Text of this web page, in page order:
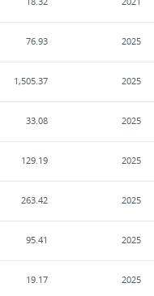
2025
76.93
2025
1,505.37
2025
33.08
2025
129.19
2025
263.42
2025
95.41
2025
19.17